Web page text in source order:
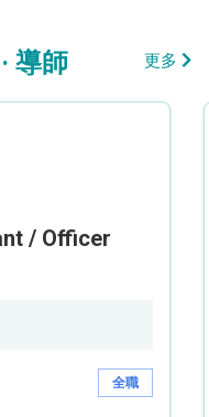
導師 更多
/ Officer
全職